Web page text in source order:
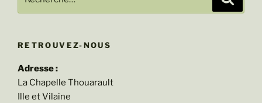
RETROUVEZ-NOUS
Adresse :
La Chapelle Thouarault
Ille et Vilaine